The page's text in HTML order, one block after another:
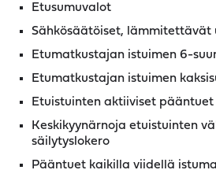
Etusumuvalot
Sähkösäätöiset, lämmitettävät
Etumatkustajan istuimen 6-
Etumatkustajan istuimen
Etuistuinten aktiiviset pääntuet
Keskikyynärnoja etuistuinten
säilytyslokero
Pääntuet kaikilla viidellä